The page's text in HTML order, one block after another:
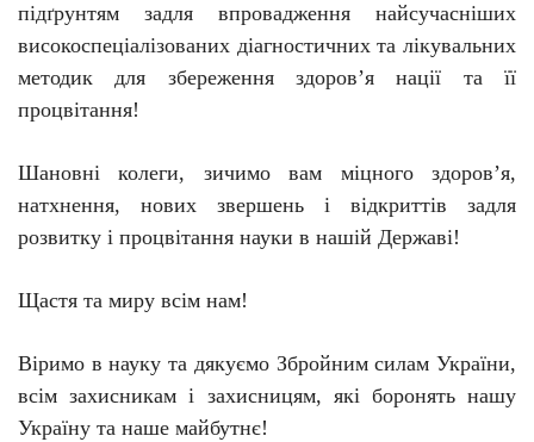
підґрунтям задля впровадження найсучасніших
високоспеціалізованих діагностичних та лікувальних
методик для збереження здоров’я нації та її
процвітання!
Шановні колеги, зичимо вам міцного здоров’я,
натхнення, нових звершень і відкриттів задля
розвитку і процвітання науки в нашій Державі!
Щастя та миру всім нам!
Віримо в науку та дякуємо Збройним силам України,
всім захисникам і захисницям, які боронять нашу
Україну та наше майбутнє!